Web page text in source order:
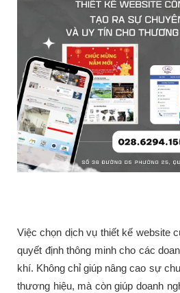
Việc chọn dịch vụ thiết kế website
quyết định thông minh cho các
khí. Không chỉ giúp nâng cao sự
thương hiệu, mà còn giúp doanh